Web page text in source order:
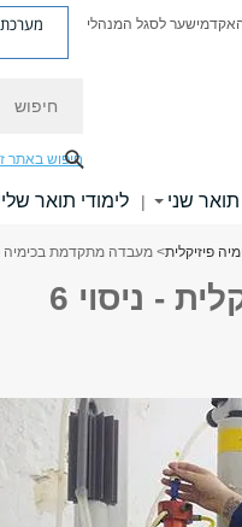
שער לסגל המנהלי מערכת
חיפוש באתר
תואר שני | לימודי תואר
פיזיקלית> מעבדה מתקדמת בכימיה
- ניסוי 6